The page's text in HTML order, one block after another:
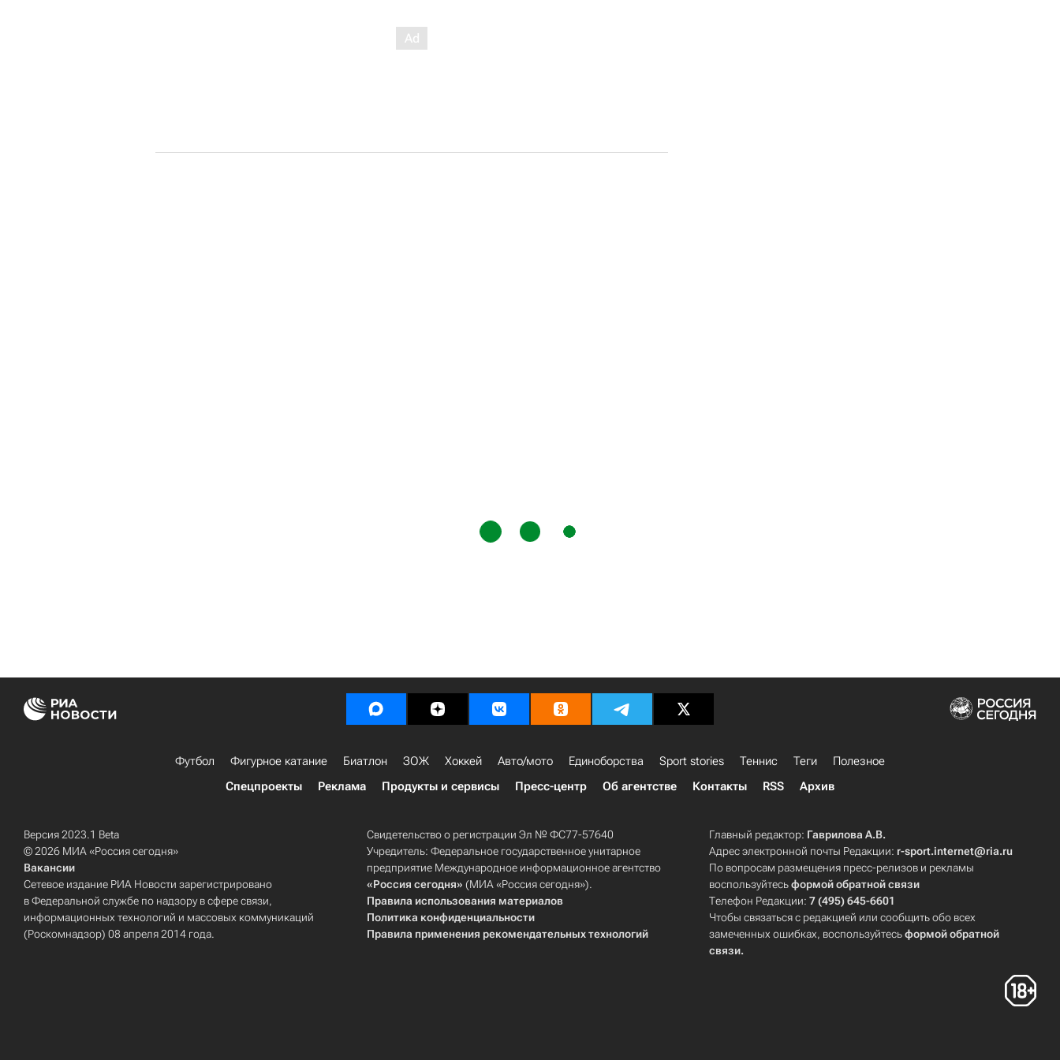
Футбол Фигурное катание Биатлон ЗОЖ Хоккей Авто/мото Единоборства Sport stories Теннис Теги
Полезное
Спецпроекты
Реклама Продукты и сервисы Пресс-центр Об агентстве Контакты RSS Архив
Версия 2023.1 Beta
© 2026 МИА «Россия сегодня»
Вакансии
Сетевое издание РИА Новости зарегистрировано
в Федеральной службе по надзору в сфере связи,
информационных технологий и массовых коммуникаций
(Роскомнадзор) 08 апреля 2014 года.
Свидетельство о регистрации Эл № ФС77-57640
Учредитель: Федеральное государственное унитарное
предприятие Международное информационное агентство
«Россия сегодня» (МИА «Россия сегодня»).
Правила использования материалов
Политика конфиденциальности
Правила применения рекомендательных технологий
Главный редактор: Гаврилова А.В.
Адрес электронной почты Редакции: r-sport.internet@ria.ru
По вопросам размещения пресс-релизов и рекламы
воспользуйтесьформой обратной связи
Телефон Редакции:7 (495) 645-6601
Чтобы связаться с редакцией или сообщить обо всех
замеченных ошибках, воспользуйтесьформой обратной
связи.